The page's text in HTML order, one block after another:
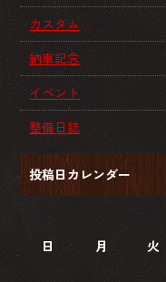
カスタム
納車記念
イベント
整備日誌
投稿日カレンダー
日
月 火